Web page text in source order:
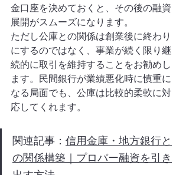
金口座を決めておくと、その後の融資
展開がスムーズになります。
ただし公庫との関係は創業後に終わり
にするのではなく、事業が続く限り継
続的に取引を維持することをお勧めし
ます。民間銀行が業績悪化時に慎重に
なる局面でも、公庫は比較的柔軟に対
応してくれます。
関連記事： 信用金庫・地方銀行と
の関係構築｜プロパー融資を引き